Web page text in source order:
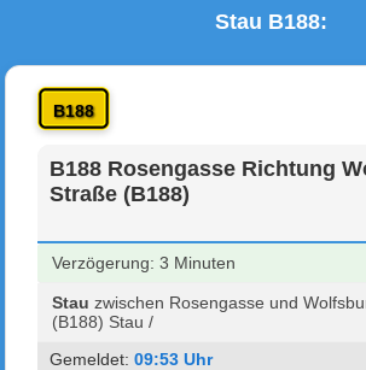
Stau B188:
B188
B188 Rosengasse Richtung
Straße (B188)
Verzögerung: 3 Minuten
Stau zwischen Rosengasse und
(B188) Stau /
Gemeldet:09:53 Uhr